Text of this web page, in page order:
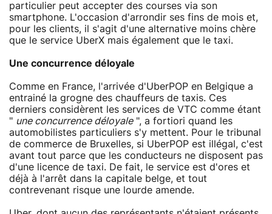
particulier peut accepter des courses via son
smartphone. L'occasion d'arrondir ses fins de mois et,
pour les clients, il s'agit d'une alternative moins chère
que le service UberX mais également que le taxi.
Une concurrence déloyale
Comme en France, l'arrivée d'UberPOP en Belgique a
entrainé la grogne des chauffeurs de taxis. Ces
derniers considèrent les services de VTC comme étant
" une concurrence déloyale", a fortiori quand les
automobilistes particuliers s'y mettent. Pour le tribunal
de commerce de Bruxelles, si UberPOP est illégal, c'est
avant tout parce que les conducteurs ne disposent pas
d'une licence de taxi. De fait, le service est d'ores et
déjà à l'arrêt dans la capitale belge, et tout
contrevenant risque une lourde amende.